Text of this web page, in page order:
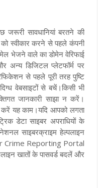
जरूरी सावधानियां बरतने की
को स्वीकार करने से पहले कंपनी
भेजने वाले का डोमेन वेरिफाई
अन्य डिजिटल प्लेटफॉर्म पर
से पहले पूरी तरह पुष्टि
वेबसाइटों से बचें।किसी भी
जानकारी साझा न करें।
करें यह काम।यदि आपको लगता
डेटा साइबर अपराधियों के
साइबरक्राइम हेल्पलाइन
Crime Reporting Portal
खातों के पासवर्ड बदलें और